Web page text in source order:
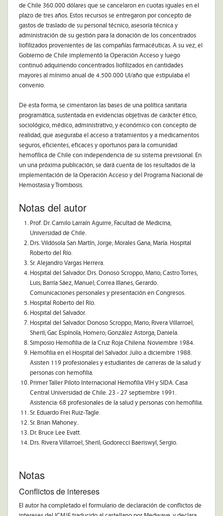
de Chile 360.000 dólares que se cancelaron en cuotas iguales en el
plazo de tres años. Estos recursos se entregaron por concepto de
gastos de traslado de su personal técnico, asesoría técnica y
administración de su gestión para la donación de los concentrados
liofilizados provenientes de las compañías farmacéuticas. A su vez, el
Gobierno de Chile implementó la Operación Acceso y luego
continuó adquiriendo concentrados liofilizados en cantidades
mayores al mínimo anual de 4.500.000 UI/año que estipulaba el
convenio.
De esta forma, se cimentaron las bases de una política sanitaria
programática, sustentada en evidencias objetivas de carácter ético,
sociológico, médico, administrativo, y económico con concepto de
realidad, que aseguraba el acceso a tratamientos y a medicamentos
seguros, eficientes, eficaces y oportunos para la comunidad
hemofílica de Chile con independencia de su sistema previsional. En
un una próxima publicación, se dará cuenta de los resultados de la
implementación de la Operación Acceso y del Programa Nacional de
Hemostasia y Trombosis.
Notas del autor
Prof. Dr. Camilo Larraín Aguirre, Facultad de Medicina,
Universidad de Chile.
Drs. Vildósola San Martín, Jorge; Morales Gana, María. Hospital
Roberto del Río.
Sr. Alejandro Vargas Herrera.
Hospital del Salvador. Drs. Donoso Scroppo, Mario; Castro Torres,
Luis; Barría Sáez, Manuel; Correa Illanes, Gerardo.
Comunicaciones personales y presentación en Congresos.
Hospital Roberto del Río.
Hospital del Salvador.
Hospital del Salvador. Donoso Scroppo, Mario; Rivera Villarroel,
Sheril; Gac Espínola, Homero; González Astorga, Daniela.
Simposio Hemofilia de la Cruz Roja Chilena. Noviembre 1984.
Hemofilia en el Hospital del Salvador. Julio a diciembre 1988.
Asisten 119 profesionales y estudiantes de carreras de la salud y
personas con hemofilia.
Primer Taller Piloto Internacional Hemofilia VIH y SIDA. Casa
Central Universidad de Chile. 23 - 27 septiembre 1991.
Asistencia: 68 profesionales de la salud y personas con hemofilia.
Sr. Eduardo Frei Ruiz-Tagle.
Sr. Brian Mahoney..
Dr. Bruce Lee Evatt.
Drs. Rivera Villarroel, Sheril; Godorecci Baeriswyl, Sergio.
Notas
Conflictos de intereses
El autor ha completado el formulario de declaración de conflictos de